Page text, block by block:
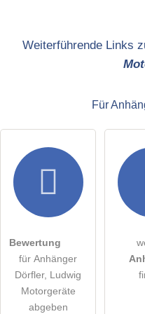
Hiermit akzeptiere ich
Die Datenschutzerklärung
Bitte beachten
Besucher sichtbar
Klicken Sie hier um eine
Weiterführende Links
Für
Bewertung
für Anhänger
Dörfler, Ludwig
Motorgeräte
abgeben